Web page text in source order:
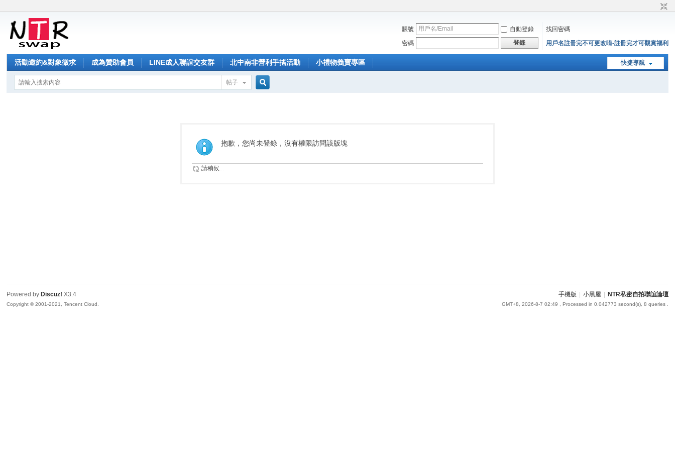
賬號 自動登錄
找回密碼
密碼
登錄 用戶名註冊完不可更改唷-註冊完才可觀賞福利
快捷導航
活動邀約&對象徵求 成為贊助會員 LINE成人聯誼交友群 北中南非營利手搖活動 小禮物義賣專區
帖子
索
抱歉，您尚未登錄，沒有權限訪問該版塊
請稍候...
手機版 小黑屋 NTR私密自拍聯誼論壇
GMT+8, 2026-8-7 02:49 , Processed in 0.042773 second(s), 8 queries .
Powered by Discuz! X3.4
Copyright © 2001-2021, Tencent Cloud.